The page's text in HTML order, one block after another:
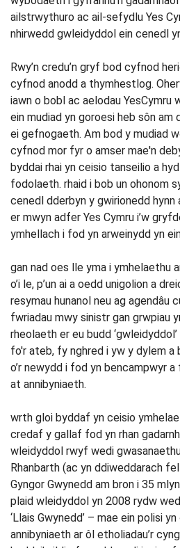
ailstrwythuro ac ail-sefydlu Yes
nhirwedd gwleidyddol ein cenedl
Rwy’n credu’n gryf bod cyfnod
cyfnod anodd a thymhestlog.
iawn o bobl ac aelodau YesCymru
ein mudiad yn goroesi heb sôn
ei gefnogaeth. Am bod y mudiad
cyfnod mor fyr o amser mae'n
byddai rhai yn ceisio tanseilio a
fodolaeth. rhaid i bob un ohonom
cenedl dderbyn y gwirionedd hynn
er mwyn adfer Yes Cymru i’w
ymhellach i fod yn arweinydd yn
gan nad oes lle yma i ymhelaethu
o’i le, p’un ai a oedd unigolion a
resymau hunanol neu ag agendâu
fwriadau mwy sinistr gan grwpiau
rheolaeth er eu budd
fo'r ateb, fy nghred i yw y dylem a
o’r newydd i fod yn bencampwyr a
at annibyniaeth.
wrth gloi byddaf yn ceisio
credaf y gallaf fod yn rhan
wleidyddol rwyf wedi
Rhanbarth (ac yn ddiweddarach
Gyngor Gwynedd am bron i 35
plaid wleidyddol yn 2008 rydw
‘Llais Gwynedd’ – mae ein polisi
annibyniaeth ar ôl etholiadau’r